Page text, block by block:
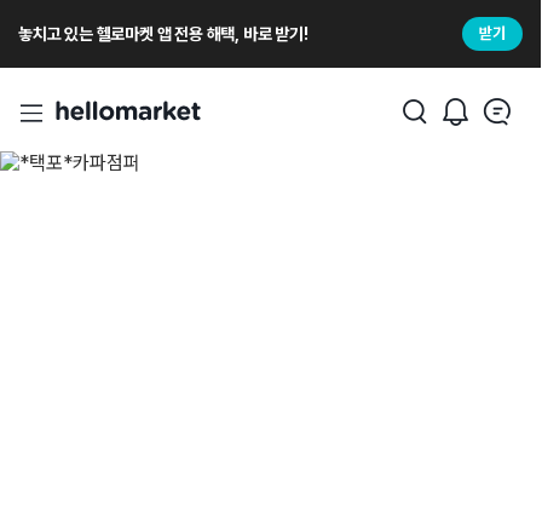
놓치고 있는 헬로마켓 앱 전용 해택, 바로 받기! 받기